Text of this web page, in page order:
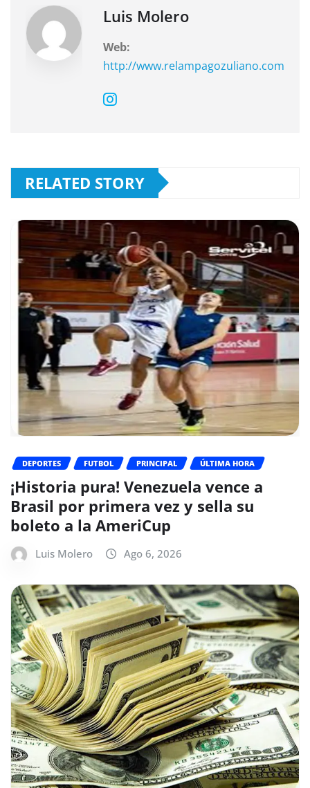
k Luis Molero
Web:
http://www.relampagozuliano.com
RELATED STORY
DEPORTES FUTBOL PRINCIPAL ÚLTIMA HORA
¡Historia pura! Venezuela vence a
Brasil por primera vez y sella su
boleto a la AmeriCup
Luis Molero Ago 6, 2026